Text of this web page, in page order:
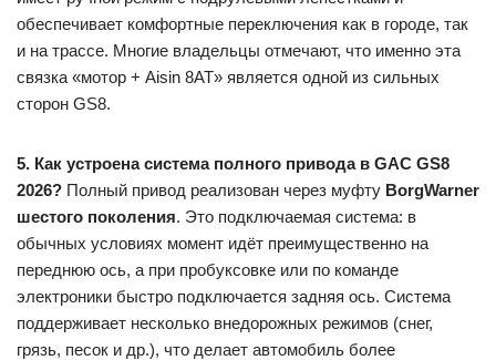
обеспечивает комфортные переключения как в городе, так
и на трассе. Многие владельцы отмечают, что именно эта
связка «мотор + Aisin 8AT» является одной из сильных
сторон GS8.
5. Как устроена система полного привода в GAC GS8
2026? Полный привод реализован через муфту BorgWarner
шестого поколения. Это подключаемая система: в
обычных условиях момент идёт преимущественно на
переднюю ось, а при пробуксовке или по команде
электроники быстро подключается задняя ось. Система
поддерживает несколько внедорожных режимов (снег,
грязь, песок и др.), что делает автомобиль более